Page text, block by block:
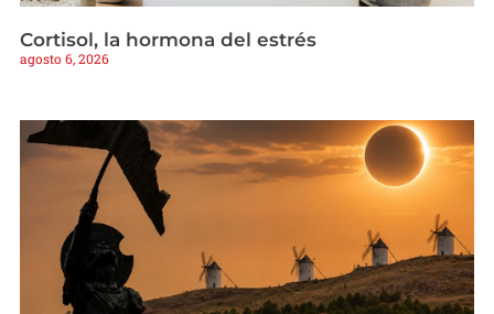
Cortisol, la hormona del estrés
agosto 6, 2026